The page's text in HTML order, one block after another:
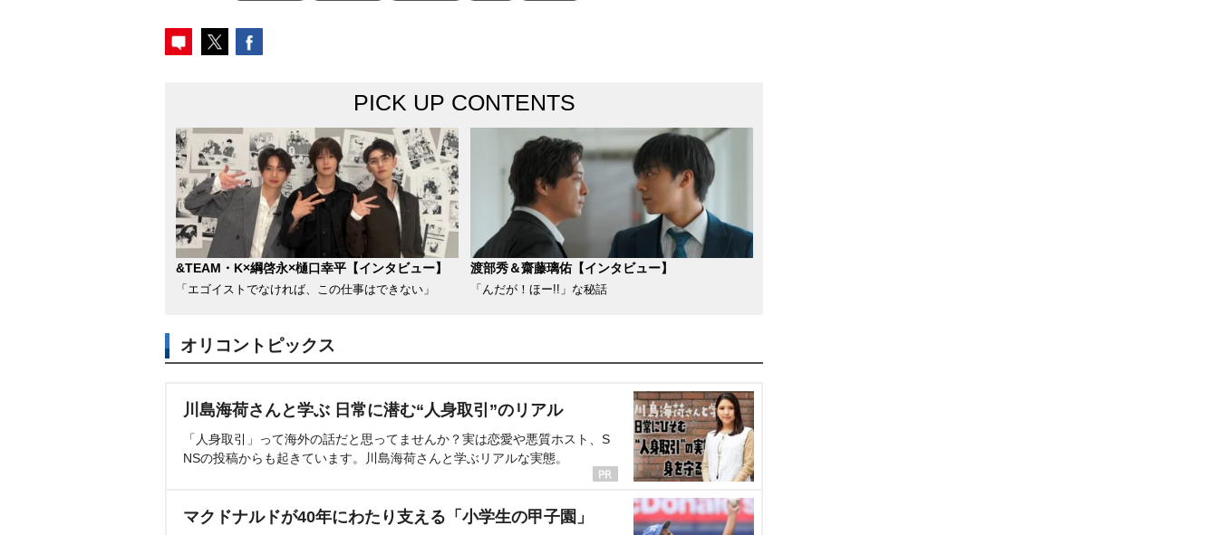
PICK UP CONTENTS
&TEAM・K×綱啓永×樋口幸平【インタビュー】
「エゴイストでなければ、この仕事はできない」
渡部秀＆齋藤璃佑【インタビュー】
「んだが！ほー!!」な秘話
オリコントピックス
川島海荷さんと学ぶ 日常に潜む“人身取引”のリアル
「人身取引」って海外の話だと思ってませんか？実は恋愛や悪質ホスト、S
NSの投稿からも起きています。川島海荷さんと学ぶリアルな実態。
マクドナルドが40年にわたり支える「小学生の甲子園」